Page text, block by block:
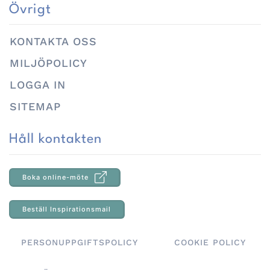
Övrigt
KONTAKTA OSS
MILJÖPOLICY
LOGGA IN
SITEMAP
Håll kontakten
Boka online-möte
Beställ Inspirationsmail
PERSONUPPGIFTSPOLICY COOKIE POLICY